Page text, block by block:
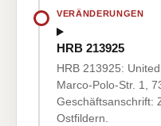
VERÄNDERUNGEN
HRB 213925
HRB 213925:
Marco-Polo-Str. 1,
Geschäftsanschrift:
Ostfildern.